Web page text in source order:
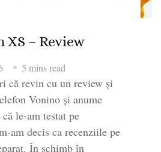
XS – Review
5 mins read
că revin cu un review și
Vonino și anume
le-am testat pe
am decis ca recenziile pe
În schimb în